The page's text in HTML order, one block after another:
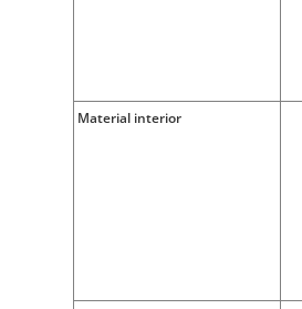
Material interior